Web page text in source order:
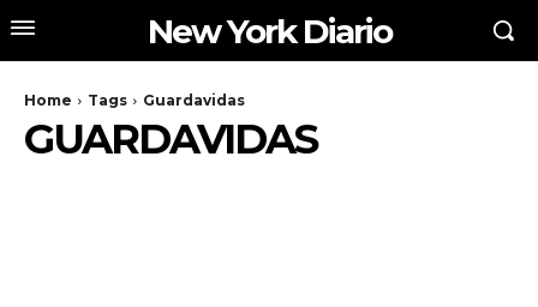
New York Diario
Home Tags Guardavidas
GUARDAVIDAS